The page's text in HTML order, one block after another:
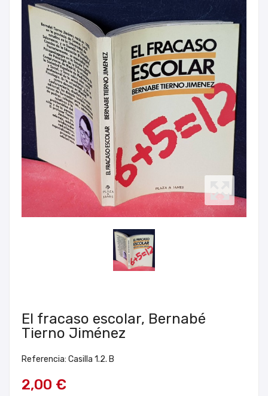
El fracaso escolar, Bernabé
Tierno Jiménez
Referencia: Casilla 1.2. B
2,00 €